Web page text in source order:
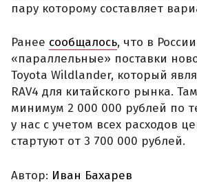
пару которому составляет
Ранее сообщалось, что в России
«параллельные» поставки
Toyota Wildlander, который
RAV4 для китайского рынка.
минимум 2 000 000 рублей по
у нас с учетом всех расходов
стартуют от 3 700 000 рублей.
Автор: Иван Бахарев